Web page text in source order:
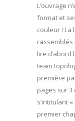
L’ouvrage
format et
couleur ! La
rassemblés
lire
team
première
pages sur
s’intitulant
premier